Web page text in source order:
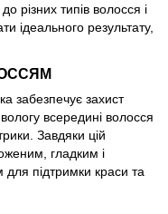
різних типів волосся і
ідеального результату,
забезпечує захист
всередині волосся
Завдяки цій
гладким і
підтримки краси та